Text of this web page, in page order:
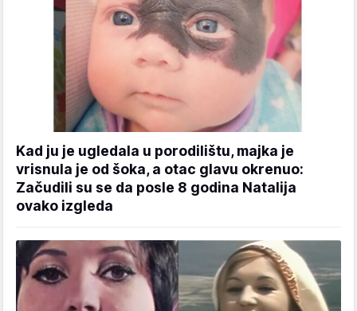
Kad ju je ugledala u porodilištu, majka je
vrisnula je od šoka, a otac glavu okrenuo:
Začudili su se da posle 8 godina Natalija
ovako izgleda